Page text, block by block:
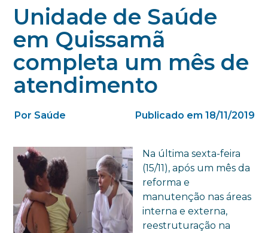
Unidade de Saúde
em Quissamã
completa um mês de
atendimento
Por Saúde Publicado em 18/11/2019
Na última sexta-feira
(15/11), após um mês da
reforma e
manutenção nas áreas
interna e externa,
reestruturação na